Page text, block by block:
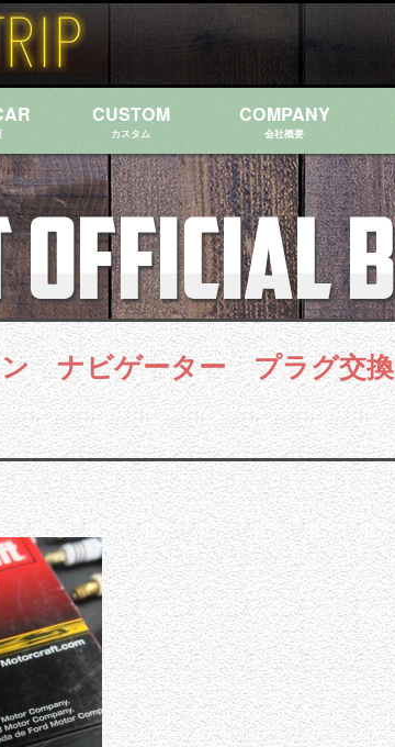
CUSTOM
カスタム
COMPANY
会社概要
ン ナビゲーター プラグ交換